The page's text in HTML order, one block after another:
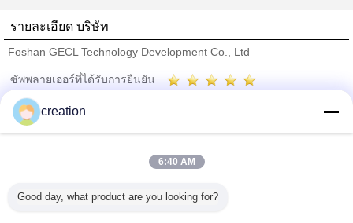
รายละเอียด บริษัท
Foshan GECL Technology Development Co., Ltd
ซัพพลายเออร์ที่ได้รับการยืนยัน
Trust Seal
ผลิตภัณฑ์ทั้งหมด
creation
6:40 AM
Good day, what product are you looking for?